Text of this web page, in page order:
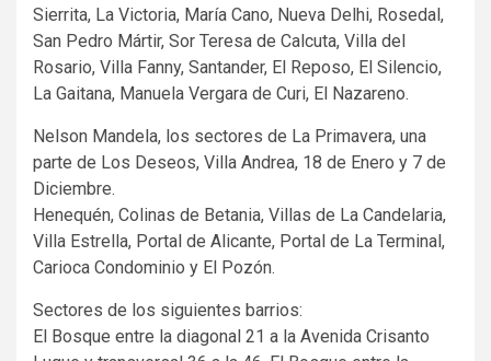
Sierrita, La Victoria, María Cano, Nueva Delhi, Rosedal,
San Pedro Mártir, Sor Teresa de Calcuta, Villa del
Rosario, Villa Fanny, Santander, El Reposo, El Silencio,
La Gaitana, Manuela Vergara de Curi, El Nazareno.
Nelson Mandela, los sectores de La Primavera, una
parte de Los Deseos, Villa Andrea, 18 de Enero y 7 de
Diciembre.
Henequén, Colinas de Betania, Villas de La Candelaria,
Villa Estrella, Portal de Alicante, Portal de La Terminal,
Carioca Condominio y El Pozón.
Sectores de los siguientes barrios:
El Bosque entre la diagonal 21 a la Avenida Crisanto